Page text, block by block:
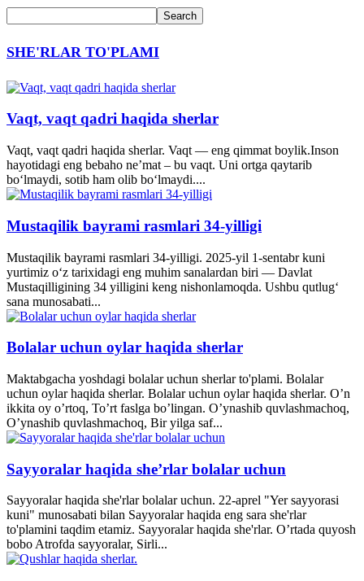
SHE'RLAR TO'PLAMI
Vaqt, vaqt qadri haqida sherlar
Vaqt, vaqt qadri haqida sherlar. Vaqt — eng qimmat boylik.Inson
hayotidagi eng bebaho ne’mat – bu vaqt. Uni ortga qaytarib
bo‘lmaydi, sotib ham olib bo‘lmaydi....
Mustaqilik bayrami rasmlari 34-yilligi
Mustaqilik bayrami rasmlari 34-yilligi. 2025-yil 1-sentabr kuni
yurtimiz o‘z tarixidagi eng muhim sanalardan biri — Davlat
Mustaqilligining 34 yilligini keng nishonlamoqda. Ushbu qutlug‘
sana munosabati...
Bolalar uchun oylar haqida sherlar
Maktabgacha yoshdagi bolalar uchun sherlar to'plami. Bolalar
uchun oylar haqida sherlar. Bolalar uchun oylar haqida sherlar. O’n
ikkita oy o’rtoq, To’rt faslga bo’lingan. O’ynashib quvlashmachoq,
O’ynashib quvlashmachoq, Bir yilga saf...
Sayyoralar haqida she’rlar bolalar uchun
Sayyoralar haqida she'rlar bolalar uchun. 22-aprel "Yer sayyorasi
kuni" munosabati bilan Sayyoralar haqida eng sara she'rlar
to'plamini taqdim etamiz. Sayyoralar haqida she'rlar. O’rtada quyosh
bobo Atrofda sayyoralar, Sirli...